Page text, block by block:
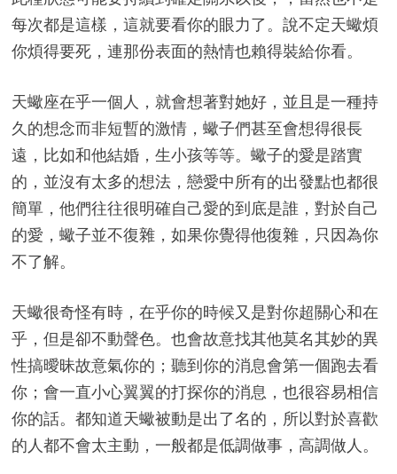
每次都是這樣，這就要看你的眼力了。說不定天蠍煩
你煩得要死，連那份表面的熱情也賴得裝給你看。
天蠍座在乎一個人，就會想著對她好，並且是一種持
久的想念而非短暫的激情，蠍子們甚至會想得很長
遠，比如和他結婚，生小孩等等。蠍子的愛是踏實
的，並沒有太多的想法，戀愛中所有的出發點也都很
簡單，他們往往很明確自己愛的到底是誰，對於自己
的愛，蠍子並不復雜，如果你覺得他復雜，只因為你
不了解。
天蠍很奇怪有時，在乎你的時候又是對你超關心和在
乎，但是卻不動聲色。也會故意找其他莫名其妙的異
性搞曖昧故意氣你的；聽到你的消息會第一個跑去看
你；會一直小心翼翼的打探你的消息，也很容易相信
你的話。都知道天蠍被動是出了名的，所以對於喜歡
的人都不會太主動，一般都是低調做事，高調做人。